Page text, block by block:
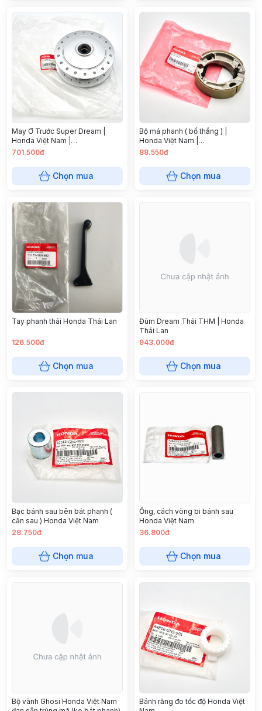
May Ơ Trước Super Dream |
Honda Việt Nam |
44635KRS860ZA
701.500đ
Chọn mua
Bộ má phanh ( bố thắng ) |
Honda Việt Nam |
06430GCE305
88.550đ
Chọn mua
Tay phanh thái Honda Thái Lan
126.500đ
Chọn mua
Đùm Dream Thái THM | Honda
Thái Lan
943.000đ
Chọn mua
Bạc bánh sau bên bát phanh (
căn sau ) Honda Việt Nam
28.750đ
Chọn mua
Ống, cách vòng bi bánh sau
Honda Việt Nam
36.800đ
Chọn mua
Bộ vành Ghosi Honda Việt Nam
Bánh răng đo tốc độ Honda Việt